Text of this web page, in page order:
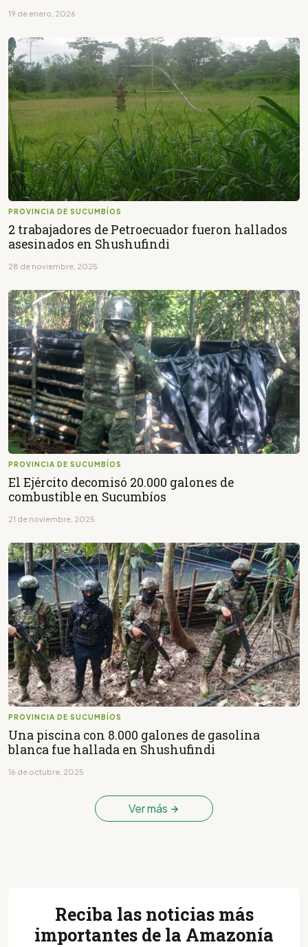
19 de enero, 2026
PROVINCIA DE SUCUMBÍOS
2 trabajadores de Petroecuador fueron hallados
asesinados en Shushufindi
28 de noviembre, 2025
PROVINCIA DE SUCUMBÍOS
El Ejército decomisó 20.000 galones de
combustible en Sucumbíos
21 de noviembre, 2025
PROVINCIA DE SUCUMBÍOS
Una piscina con 8.000 galones de gasolina
blanca fue hallada en Shushufindi
16 de octubre, 2025
Ver más
Reciba las noticias más
importantes de la Amazonía